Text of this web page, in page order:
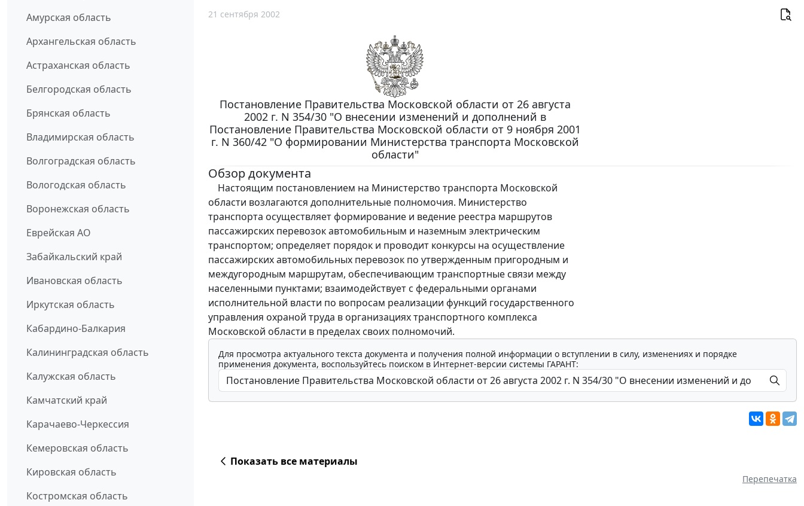
Амурская область
Архангельская область
Астраханская область
Белгородская область
Брянская область
Владимирская область
Волгоградская область
Вологодская область
Воронежская область
Еврейская АО
Забайкальский край
Ивановская область
Иркутская область
Кабардино-Балкария
Калининградская область
Калужская область
Камчатский край
Карачаево-Черкессия
Кемеровская область
Кировская область
Костромская область
21 сентября 2002
Постановление Правительства Московской области от 26 августа
2002 г. N 354/30 "О внесении изменений и дополнений в
Постановление Правительства Московской области от 9 ноября 2001
г. N 360/42 "О формировании Министерства транспорта Московской
области"
Обзор документа
Настоящим постановлением на Министерство транспорта Московской
области возлагаются дополнительные полномочия. Министерство
транспорта осуществляет формирование и ведение реестра маршрутов
пассажирских перевозок автомобильным и наземным электрическим
транспортом; определяет порядок и проводит конкурсы на осуществление
пассажирских автомобильных перевозок по утвержденным пригородным и
междугородным маршрутам, обеспечивающим транспортные связи между
населенными пунктами; взаимодействует с федеральными органами
исполнительной власти по вопросам реализации функций государственного
управления охраной труда в организациях транспортного комплекса
Московской области в пределах своих полномочий.
Для просмотра актуального текста документа и получения полной информации о вступлении в силу, изменениях и порядке
применения документа, воспользуйтесь поиском в Интернет-версии системы ГАРАНТ:
Показать все материалы
Перепечатка